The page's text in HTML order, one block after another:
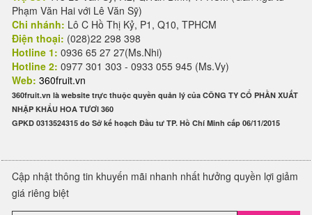
Phạm Văn Hai với Lê Văn Sỹ)
Chi nhánh: Lô C Hồ Thị Kỷ, P1, Q10, TPHCM
Điện thoại: (028)22 298 398
Hotline 1: 0936 65 27 27(Ms.Nhi)
Hotline 2: 0977 301 303 - 0933 055 945 (Ms.Vy)
Web: 360fruit.vn
360fruit.vn là website trực thuộc quyền quản lý của CÔNG TY CỔ PHẦN XUẤT
NHẬP KHẨU HOA TƯƠI 360
GPKD 0313524315 do Sở kế hoạch Đầu tư TP. Hồ Chí Minh cấp 06/11/2015
Cập nhật thông tin khuyến mãi nhanh nhất hưởng quyền lợi giảm
giá riêng biệt